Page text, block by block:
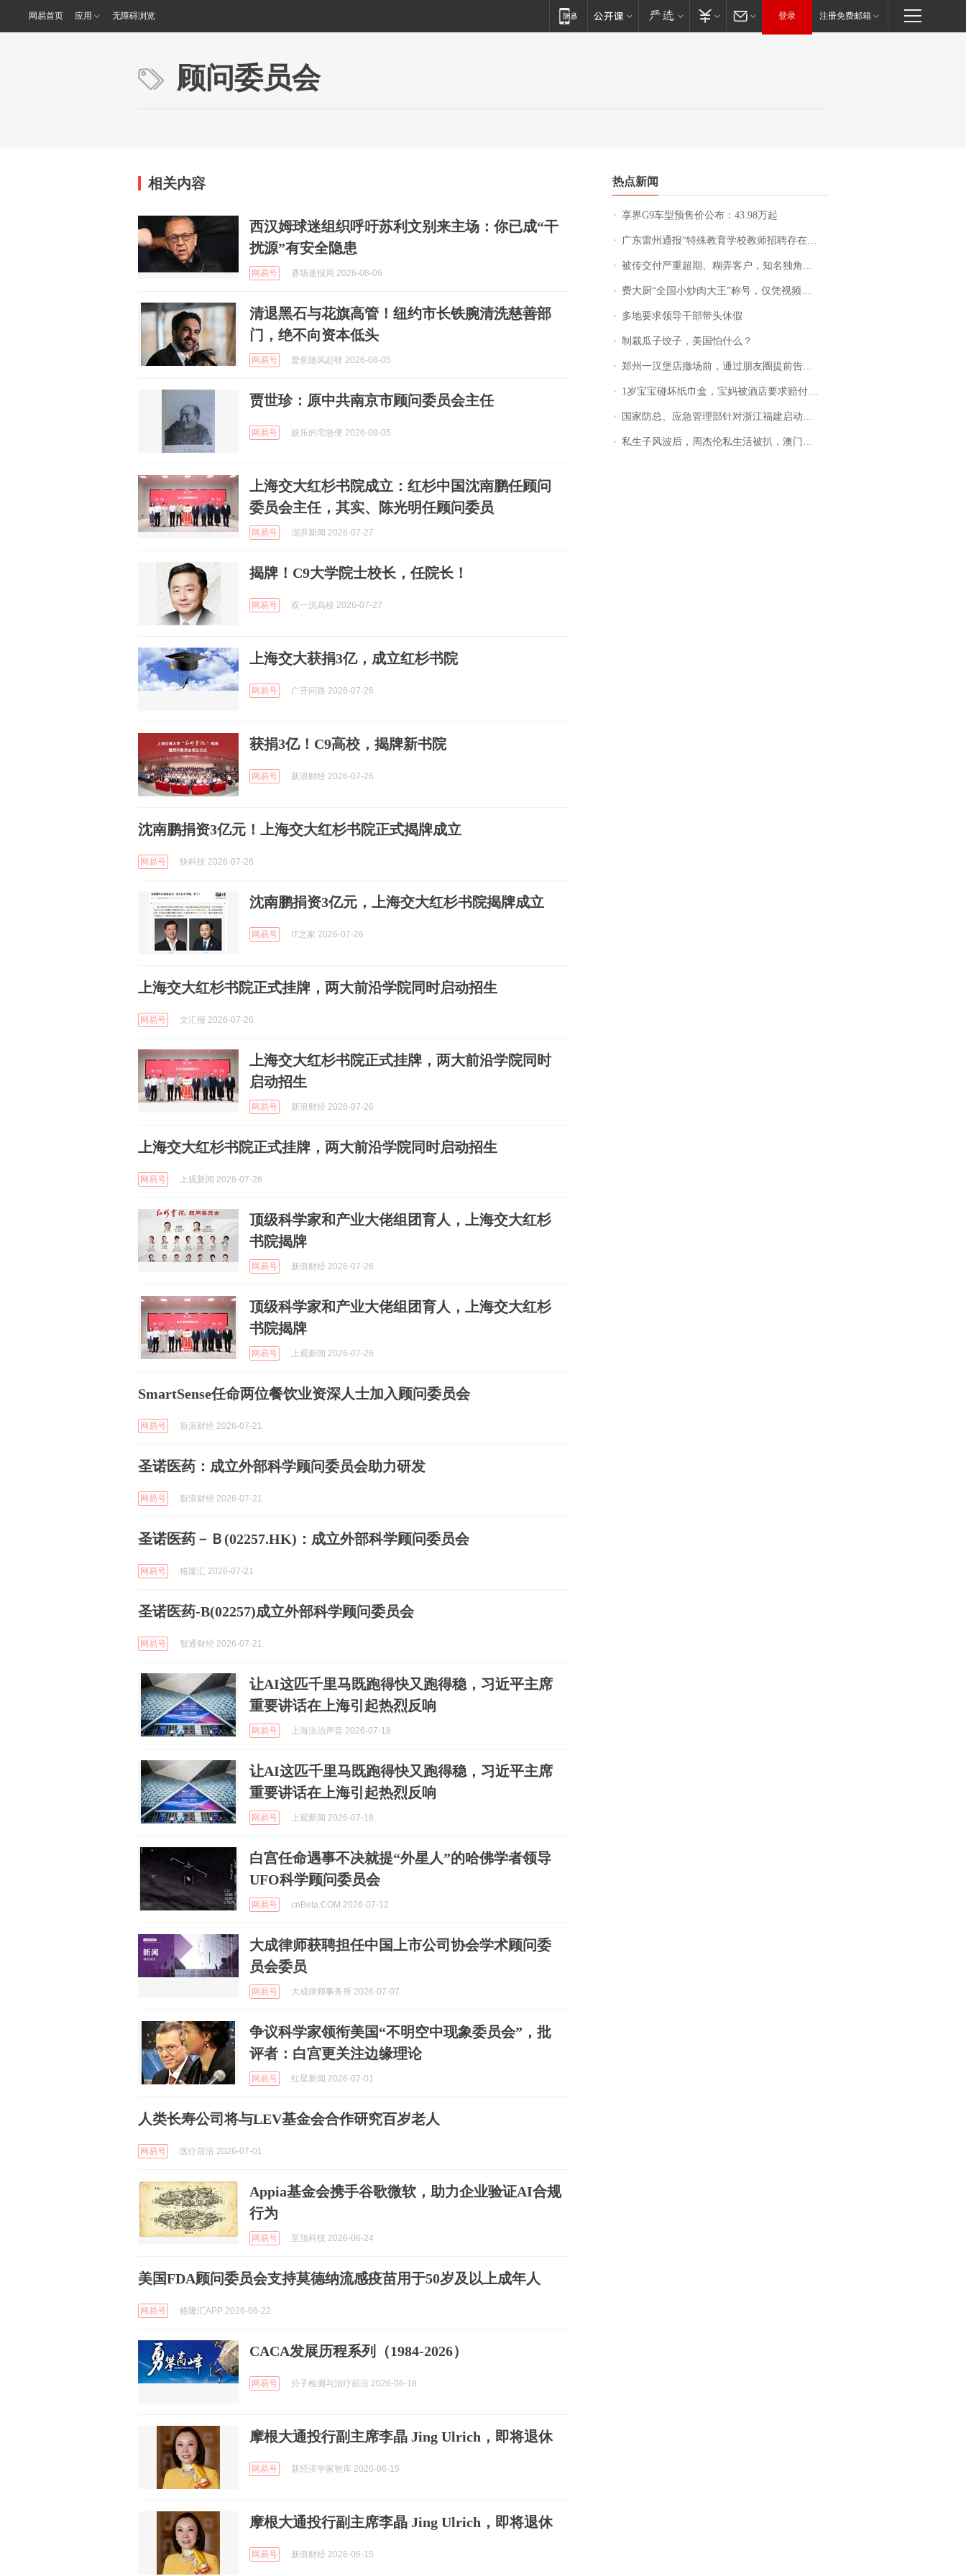
网易首页 应用 无障碍浏览 登录 注册免费邮箱
顾问委员会
相关内容
西汉姆球迷组织呼吁苏利文别来主场：你已成“干
扰源”有安全隐患
网易号 赛场速报局 2026-08-06
清退黑石与花旗高管！纽约市长铁腕清洗慈善部
门，绝不向资本低头
网易号 爱意随风起呀 2026-08-05
贾世珍：原中共南京市顾问委员会主任
网易号 娱乐的宅急便 2026-08-05
上海交大红杉书院成立：红杉中国沈南鹏任顾问
委员会主任，其实、陈光明任顾问委员
网易号 澎湃新闻 2026-07-27
揭牌！C9大学院士校长，任院长！
网易号 双一流高校 2026-07-27
上海交大获捐3亿，成立红杉书院
网易号 广开问路 2026-07-26
获捐3亿！C9高校，揭牌新书院
网易号 新浪财经 2026-07-26
沈南鹏捐资3亿元！上海交大红杉书院正式揭牌成立
网易号 快科技 2026-07-26
沈南鹏捐资3亿元，上海交大红杉书院揭牌成立
网易号 IT之家 2026-07-26
上海交大红杉书院正式挂牌，两大前沿学院同时启动招生
网易号 文汇报 2026-07-26
上海交大红杉书院正式挂牌，两大前沿学院同时
启动招生
网易号 新浪财经 2026-07-26
上海交大红杉书院正式挂牌，两大前沿学院同时启动招生
网易号 上观新闻 2026-07-26
顶级科学家和产业大佬组团育人，上海交大红杉
书院揭牌
网易号 新浪财经 2026-07-26
顶级科学家和产业大佬组团育人，上海交大红杉
书院揭牌
网易号 上观新闻 2026-07-26
SmartSense任命两位餐饮业资深人士加入顾问委员会
网易号 新浪财经 2026-07-21
圣诺医药：成立外部科学顾问委员会助力研发
网易号 新浪财经 2026-07-21
圣诺医药－Ｂ(02257.HK)：成立外部科学顾问委员会
网易号 格隆汇 2026-07-21
圣诺医药-B(02257)成立外部科学顾问委员会
网易号 智通财经 2026-07-21
让AI这匹千里马既跑得快又跑得稳，习近平主席
重要讲话在上海引起热烈反响
网易号 上海法治声音 2026-07-18
让AI这匹千里马既跑得快又跑得稳，习近平主席
重要讲话在上海引起热烈反响
网易号 上观新闻 2026-07-18
白宫任命遇事不决就提“外星人”的哈佛学者领导
UFO科学顾问委员会
网易号 cnBeta.COM 2026-07-12
大成律师获聘担任中国上市公司协会学术顾问委
员会委员
网易号 大成律师事务所 2026-07-07
争议科学家领衔美国“不明空中现象委员会”，批
评者：白宫更关注边缘理论
网易号 红星新闻 2026-07-01
人类长寿公司将与LEV基金会合作研究百岁老人
网易号 医疗前沿 2026-07-01
Appia基金会携手谷歌微软，助力企业验证AI合规
行为
网易号 至顶科技 2026-06-24
美国FDA顾问委员会支持莫德纳流感疫苗用于50岁及以上成年人
网易号 格隆汇APP 2026-06-22
CACA发展历程系列（1984-2026）
网易号 分子检测与治疗前沿 2026-06-18
摩根大通投行副主席李晶 Jing Ulrich，即将退休
网易号 新经济学家智库 2026-06-15
摩根大通投行副主席李晶 Jing Ulrich，即将退休
网易号 新浪财经 2026-06-15
热点新闻
享界G9车型预售价公布：43.98万起
广东雷州通报“特殊教育学校教师招聘存在违规行为”：已启动问责程序 副校长被停职
被传交付严重超期、糊弄客户，知名独角兽车企创始人回应：都没证据，将依法采取措施，“本人长期与美国交管局保持沟通，对方表示肯定”
费大厨“全国小炒肉大王”称号，仅凭视频评出？中国烹饪协会回应
多地要求领导干部带头休假
制裁瓜子饺子，美国怕什么？
郑州一汉堡店撤场前，通过朋友圈提前告知逐一退费，有顾客仅剩1元也全被退回，分文不少；顾客：言而有信，让人感动
1岁宝宝碰坏纸巾盒，宝妈被酒店要求赔付924元！三亚一酒店回复：骨瓷定制！网友一查价格，吵翻了
国家防总、应急管理部针对浙江福建启动防汛防台风四级应急响应
私生子风波后，周杰伦私生活被扒，澳门输10亿传闻早已经水落石出